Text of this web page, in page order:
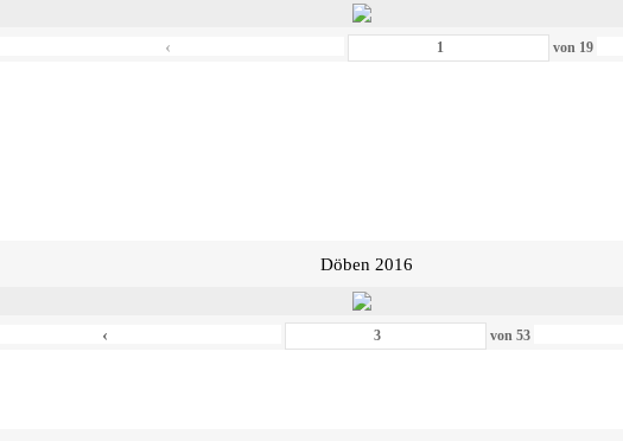
‹ von 19
Döben 2016
‹ von53